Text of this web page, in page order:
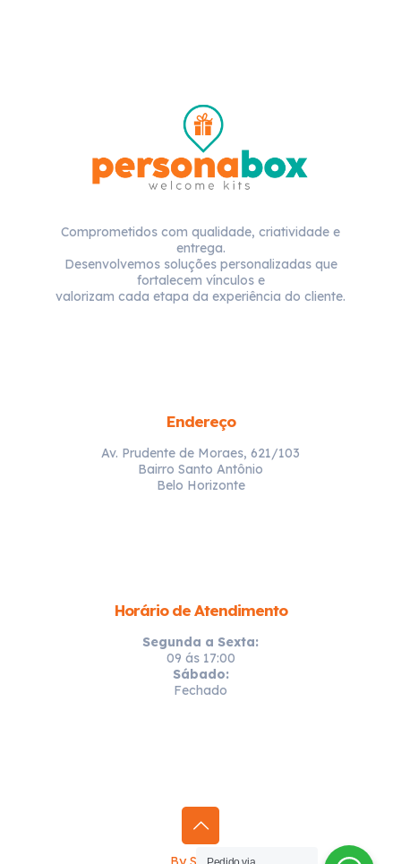
Comprometidos com qualidade, criatividade e
entrega.
Desenvolvemos soluções personalizadas que
fortalecem vínculos e
valorizam cada etapa da experiência do cliente.
Endereço
Av. Prudente de Moraes, 621/103
Bairro Santo Antônio
Belo Horizonte
Horário de Atendimento
Segunda a Sexta:
09 ás 17:00
Sábado:
Fechado